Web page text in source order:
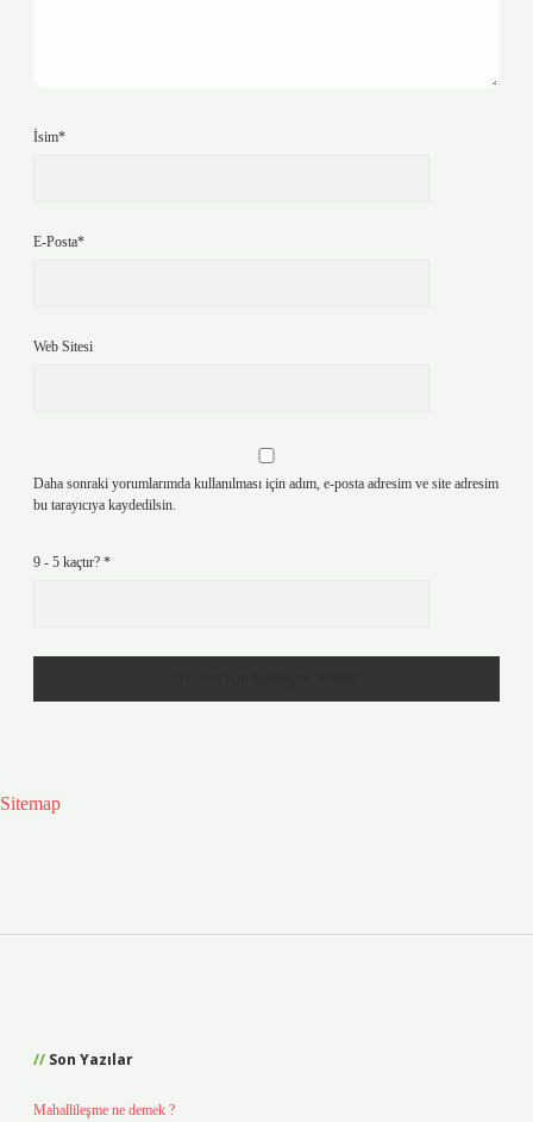
İsim*
E-Posta*
Web Sitesi
Daha sonraki yorumlarımda kullanılması için adım, e-posta adresim ve site adresim
bu tarayıcıya kaydedilsin.
9 - 5 kaçtır? *
Sitemap
Son Yazılar
Mahallileşme ne demek ?